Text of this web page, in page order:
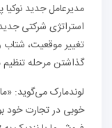
استراتژی شرکتی
تغییر موقعیت،
گذاشتن مرحله